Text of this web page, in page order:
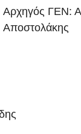
Αρχηγός ΓΕΝ:
Αποστολάκης